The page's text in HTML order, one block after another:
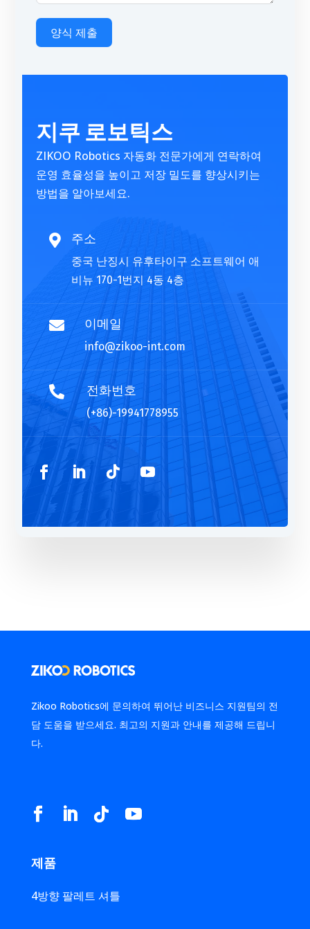
양식 제출
e
n
a
t
지쿠 로보틱스
ZIKOO Robotics 자동화 전문가에게 연락하여
운영 효율성을 높이고 저장 밀도를 향상시키는
방법을 알아보세요.
 주소
중국 난징시 유후타이구 소프트웨어 애
비뉴 170-1번지 4동 4층
 이메일
info@zikoo-int.com
 전화번호
(+86)-19941778955
Zikoo Robotics에 문의하여 뛰어난 비즈니스 지원팀의 전
담 도움을 받으세요. 최고의 지원과 안내를 제공해 드립니
다.
제품
4방향 팔레트 셔틀